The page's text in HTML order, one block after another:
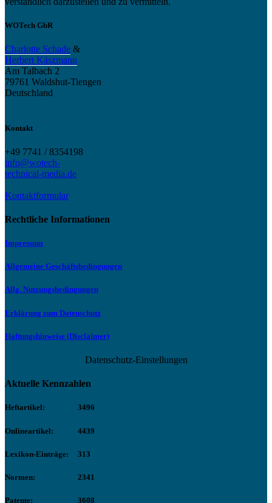
WOTech GbR
Charlotte Schade &
Herbert Käszmann
Am Talbach 2
79761 Waldshut-Tiengen
Deutschland
Kontakt
+49 7741 / 8354198
info@wotech-
technical-media.de
Kontaktformular
Rechtliche Informationen
Impressum
Allgemeine Geschäftsbedingungen
Allg. Nutzungsbedingungen
Erklärung zum Datenschutz
Haftungshinweise (Disclaimer)
Datenschutz-Einstellungen
Aktuelle Kennzahlen
Heftartikel: 3496
Onlineartikel: 4439
Lexikon-Einträge: 313
Normen: 2341
Patente: 3608